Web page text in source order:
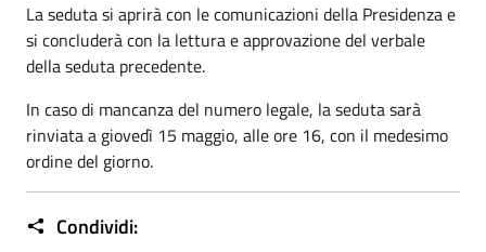
La seduta si aprirà con le comunicazioni della Presidenza e
si concluderà con la lettura e approvazione del verbale
della seduta precedente.
In caso di mancanza del numero legale, la seduta sarà
rinviata a giovedì 15 maggio, alle ore 16, con il medesimo
ordine del giorno.
Condividi: